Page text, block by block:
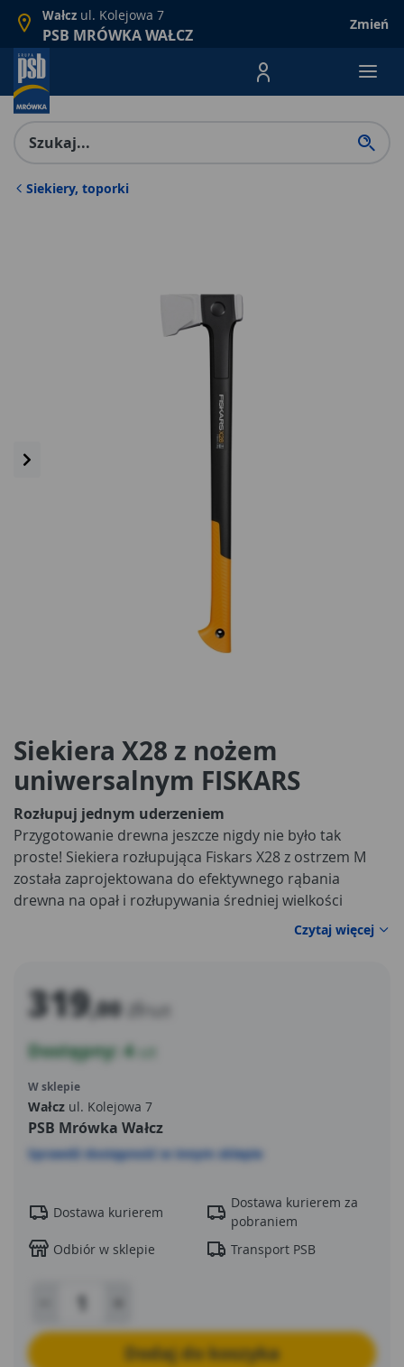
Wałcz ul. Kolejowa 7
PSB MRÓWKA WAŁCZ
Zmień
Menu Produktów,
Siekiery, toporki
Siekiera X28 z nożem
uniwersalnym FISKARS
Rozłupuj jednym uderzeniem
Przygotowanie drewna jeszcze nigdy nie było tak
proste! Siekiera rozłupująca Fiskars X28 z ostrzem M
została zaprojektowana do efektywnego rąbania
drewna na opał i rozłupywania średniej wielkości
pieńków o średnicy 20–30 cm. Specjalna profilowana
głowica ułatwia rozbijanie drewna już przy pierwszym
szybką i bezwysiłkową pracę.
Czytaj więcej
319,00 zł
Dostępny: 4
W sklepie
Wałcz ul. Kolejowa 7
PSB Mrówka Wałcz
Sprawdź dostępność w innym sklepie
Dostawa kurierem
Dostawa kurierem za
pobraniem
Odbiór w sklepie
Transport PSB
Dodaj do koszyka